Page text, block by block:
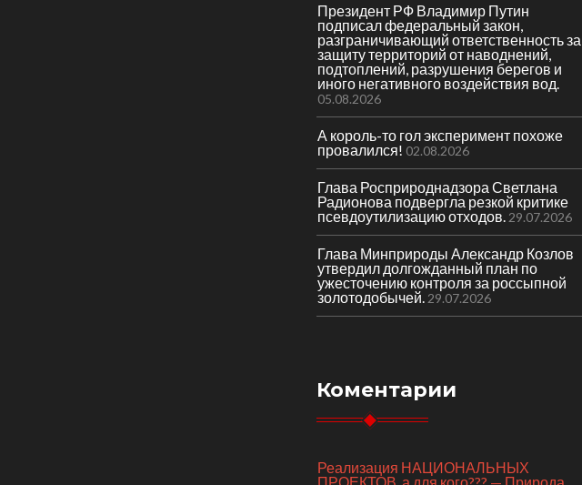
Президент РФ Владимир Путин
подписал федеральный закон,
разграничивающий ответственность за
защиту территорий от наводнений,
подтоплений, разрушения берегов и
иного негативного воздействия вод.
05.08.2026
А король-то гол эксперимент похоже
провалился! 02.08.2026
Глава Росприроднадзора Светлана
Радионова подвергла резкой критике
псевдоутилизацию отходов. 29.07.2026
Глава Минприроды Александр Козлов
утвердил долгожданный план по
ужесточению контроля за россыпной
золотодобычей. 29.07.2026
Коментарии
Реализация НАЦИОНАЛЬНЫХ